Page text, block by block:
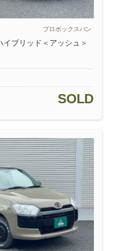
プロボックスバン
ブリッド＜アッシュ＞
SOLD